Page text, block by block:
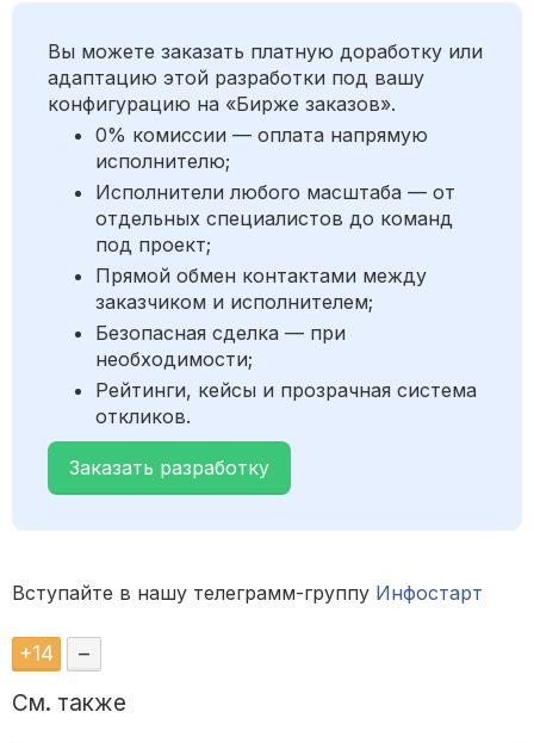
Вы можете заказать платную доработку или
адаптацию этой разработки под вашу
конфигурацию на «Бирже заказов».
0% комиссии — оплата напрямую
исполнителю;
Исполнители любого масштаба — от
отдельных специалистов до команд
под проект;
Прямой обмен контактами между
заказчиком и исполнителем;
Безопасная сделка — при
необходимости;
Рейтинги, кейсы и прозрачная система
откликов.
Заказать разработку
Вступайте в нашу телеграмм-группу Инфостарт
+14 –
См. также